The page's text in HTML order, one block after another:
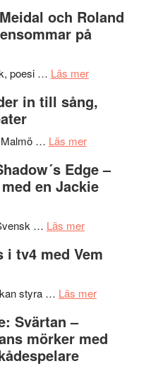
I
Delvis
genrens
terräng
på
och Roland
på
poesi … Läs merom
Endre,
Roland
Pöntinen
Artipelag
in till sång,
Malmö … Läs merom
bjuder
in
samtal
teater
Edge –
en Jackie
… Läs merom
The
´s
rolig
i tv4 med Vem
kan styra … Läs merom
valet
Svärtan –
mörker med